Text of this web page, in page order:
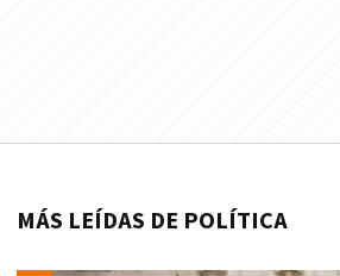
MÁS LEÍDAS DE POLÍTICA